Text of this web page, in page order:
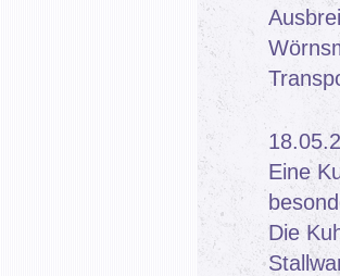
Eine
Die